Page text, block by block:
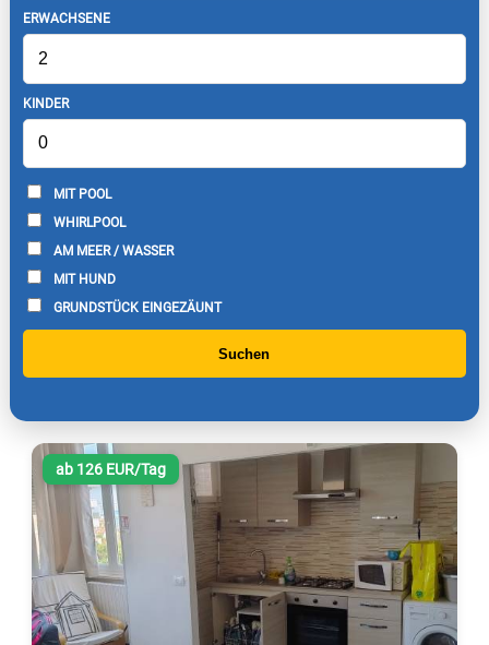
ERWACHSENE
KINDER
MIT POOL
WHIRLPOOL
AM MEER / WASSER
MIT HUND
GRUNDSTÜCK EINGEZÄUNT
Suchen
ab 126 EUR/Tag